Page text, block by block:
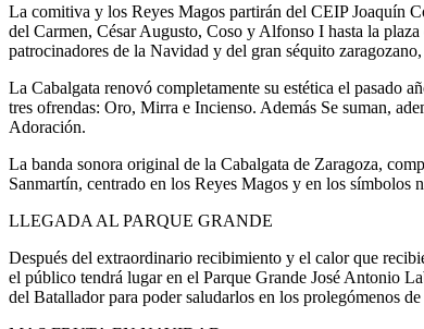
La comitiva y los Reyes Magos partirán del CEIP Joaquín
del Carmen, César Augusto, Coso y Alfonso I hasta la
patrocinadores de la Navidad y del gran séquito
La Cabalgata renovó completamente su estética el pasado
tres ofrendas: Oro, Mirra e Incienso. Además Se suman,
Adoración.
La banda sonora original de la Cabalgata de Zaragoza,
Sanmartín, centrado en los Reyes Magos y en los símbolos
LLEGADA AL PARQUE GRANDE
Después del extraordinario recibimiento y el calor que
el público tendrá lugar en el Parque Grande José Antonio
del Batallador para poder saludarlos en los prolegómenos